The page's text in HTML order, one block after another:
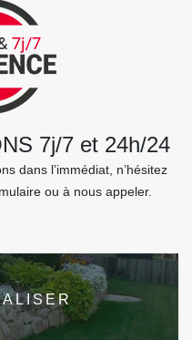
7j/7 et 24h/24
dans l’immédiat, n’hésitez
ou à nous appeler.